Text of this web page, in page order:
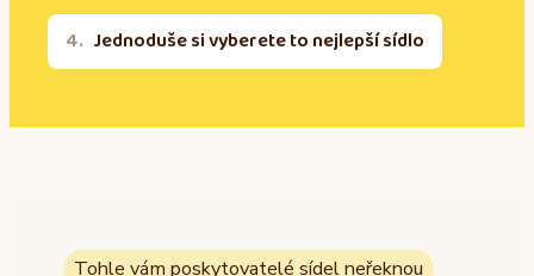
Jednoduše si vyberete to nejlepší sídlo
Tohle vám poskytovatelé sídel neřeknou